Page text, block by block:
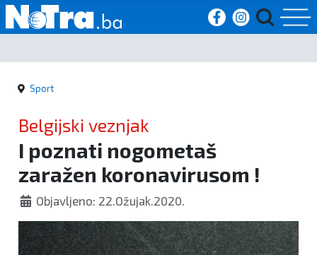
Početna
Vijesti
Sport
Kultura
Crna
kronika
Sport
Belgijski veznjak
I poznati nogometaš
zaražen koronavirusom !
Objavljeno: 22.Ožujak.2020.